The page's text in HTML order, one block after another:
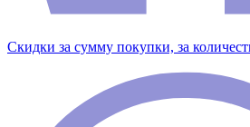
Скидки за сумму покупки, за